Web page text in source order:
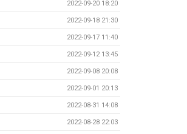
2022-09-20 18:20
2022-09-18 21:30
2022-09-17 11:40
2022-09-12 13:45
2022-09-08 20:08
2022-09-01 20:13
2022-08-31 14:08
2022-08-28 22:03